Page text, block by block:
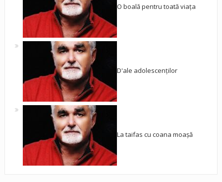
O boală pentru toată viața
D'ale adolescenților
La taifas cu coana moașă